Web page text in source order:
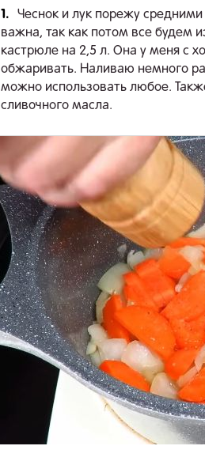
1.
Чеснок и лук порежу
важна, так как потом все будем
кастрюле на 2,5 л. Она у меня с
обжаривать. Наливаю немного
можно использовать любое.
сливочного масла.